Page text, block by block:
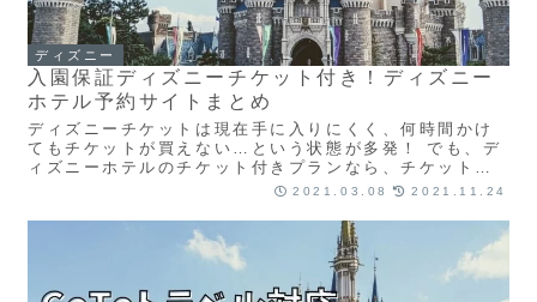
ディズニー
入園保証ディズニーチケット付き！ディズニー
ホテル予約サイトまとめ
ディズニーチケットは現在手に入りにくく、何時間かけ
てもチケットが買えない…という状態が多発！ でも、デ
ィズニーホテルのチケット付きプランなら、チケット争
奪戦に参加せずラクラクチケットが手に入ります。 賢い
か？
2021.03.08 2021.11.24